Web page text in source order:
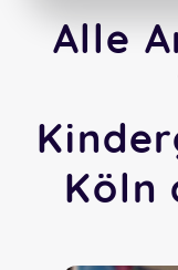
Alle
Köln